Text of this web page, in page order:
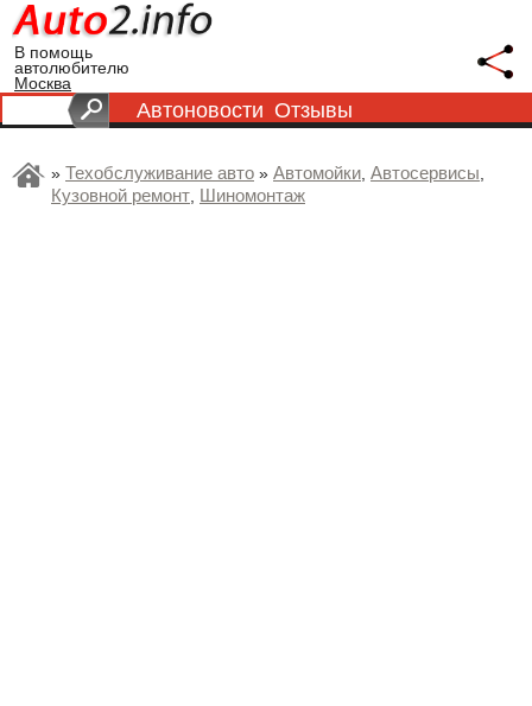
В помощь
автолюбителю
Москва
Автоновости Отзывы
» Техобслуживание авто » Автомойки, Автосервисы,
Кузовной ремонт, Шиномонтаж